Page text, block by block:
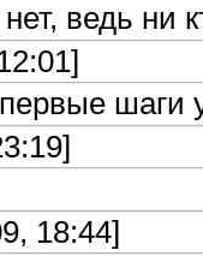
ведь ни
18:44]